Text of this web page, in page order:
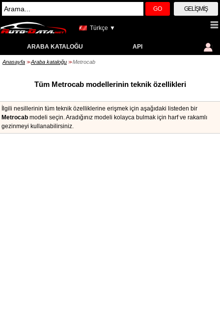
GO GELIŞMIŞ
Türkçe ▼
ARABA KATALOĞU API
Anasayfa >> Araba kataloğu >> Metrocab
Tüm Metrocab modellerinin teknik özellikleri
İlgili nesillerinin tüm teknik özelliklerine erişmek için aşağıdaki listeden bir
Metrocab modeli seçin. Aradığınız modeli kolayca bulmak için harf ve rakamlı
gezinmeyi kullanabilirsiniz.